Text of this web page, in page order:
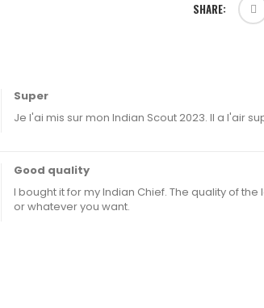
SHARE:
Super
Je l'ai mis sur mon Indian Scout 2023. Il a l'air
Good quality
I bought it for my Indian Chief. The quality of
or whatever you want.